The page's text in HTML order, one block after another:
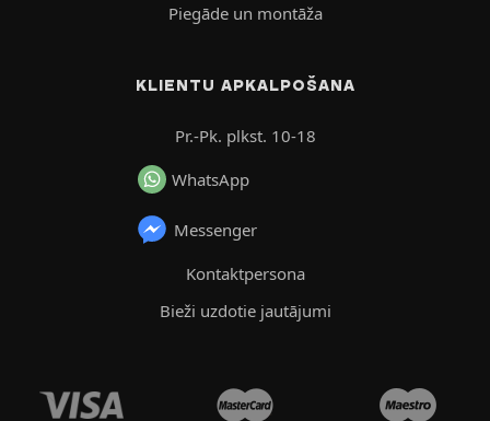
Piegāde un montāža
KLIENTU APKALPOŠANA
Pr.-Pk. plkst. 10-18
WhatsApp
Messenger
Kontaktpersona
Bieži uzdotie jautājumi